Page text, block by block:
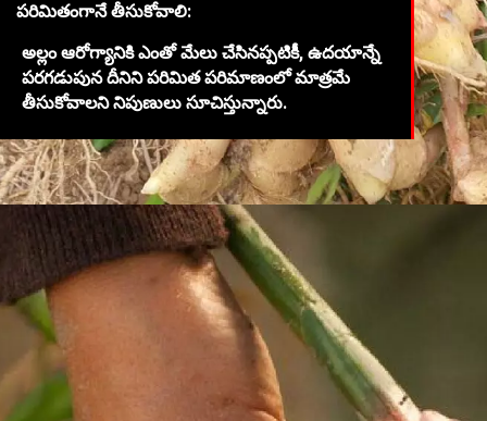
పరిమితంగానే తీసుకోవాలి:
అల్లం ఆరోగ్యానికి ఎంతో మేలు చేసినప్పటికీ, ఉదయాన్నే
పరగడుపున దీనిని పరిమిత పరిమాణంలో మాత్రమే
తీసుకోవాలని నిపుణులు సూచిస్తున్నారు.